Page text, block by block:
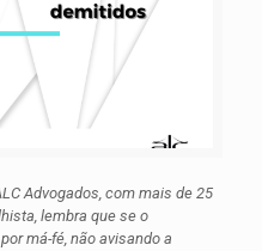
Advogados, com mais de 25
lembra que se o
má-fé, não avisando a